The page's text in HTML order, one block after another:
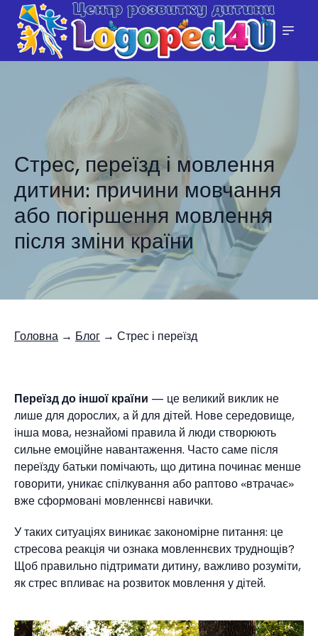
Стрес, переїзд і мовлення
дитини: причини мовчання
або погіршення мовлення
після зміни країни
Головна → Блог → Стрес і переїзд
Переїзд до іншої країни — це великий виклик не
лише для дорослих, а й для дітей. Нове середовище,
інша мова, незнайомі правила й люди створюють
сильне емоційне навантаження. Часто саме після
переїзду батьки помічають, що дитина починає менше
говорити, уникає спілкування або раптово «втрачає»
вже сформовані мовленнєві навички.
У таких ситуаціях виникає закономірне питання: це
стресова реакція чи ознака мовленнєвих труднощів?
Щоб правильно підтримати дитину, важливо розуміти,
як стрес впливає на розвиток мовлення у дітей.